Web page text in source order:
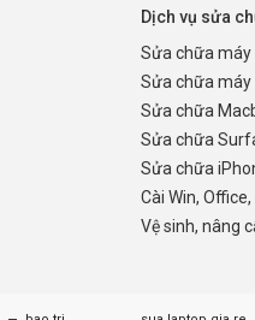
Dịch vụ sửa
Sửa chữa máy
Sửa chữa máy
Sửa chữa
Sửa chữa
Sửa chữa
Cài Win,
Vệ sinh, nâng